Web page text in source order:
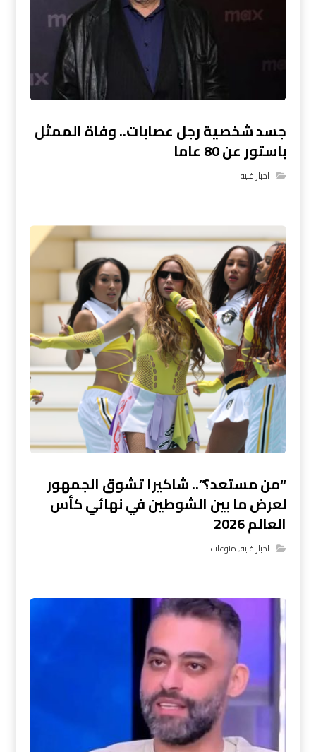
جسد شخصية رجل عصابات.. وفاة الممثل
باستور عن 80 عاما
اخبار فنيه
“من مستعد؟”.. شاكيرا تشوق الجمهور
لعرض ما بين الشوطين في نهائي كأس
العالم 2026
اخبار فنيه,منوعات